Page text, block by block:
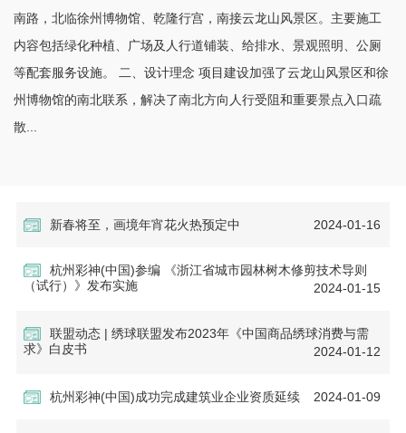
南路，北临徐州博物馆、乾隆行宫，南接云龙山风景区。主要施工
内容包括绿化种植、广场及人行道铺装、给排水、景观照明、公厕
等配套服务设施。 二、设计理念 项目建设加强了云龙山风景区和徐
州博物馆的南北联系，解决了南北方向人行受阻和重要景点入口疏
散...
新春将至，画境年宵花火热预定中 2024-01-16
杭州彩神(中国)参编 《浙江省城市园林树木修剪技术导则
（试行）》发布实施 2024-01-15
联盟动态 | 绣球联盟发布2023年《中国商品绣球消费与需
求》白皮书 2024-01-12
杭州彩神(中国)成功完成建筑业企业资质延续 2024-01-09